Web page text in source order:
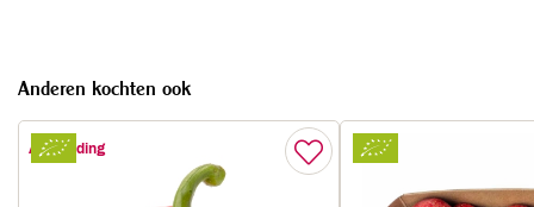
Anderen kochten ook
Aanbieding